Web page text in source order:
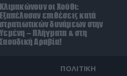
Κλιμακώνουν οι Χούθι:
Eξαπέλυσαν επιθέσεις κατά
στρατιωτικών δυνάμεων στην
Υεμένη – Πλήγματα & στη
Σαουδική Αραβία!
ΠΟΛΙΤΙΚΗ